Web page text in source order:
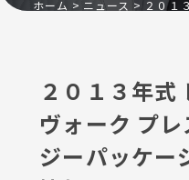
ホーム ニュース
２０１３年式
ヴォーク プ
ジーパッケー